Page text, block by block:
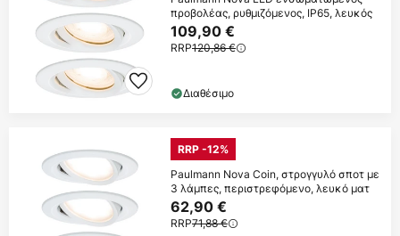
προβολέας, ρυθμιζόμενος, IP65, λευκός
109,90 €
RRP120,86 €
Διαθέσιμο
RRP -12%
Paulmann Nova Coin, στρογγυλό σποτ με
3 λάμπες, περιστρεφόμενο, λευκό ματ
62,90 €
RRP71,88 €